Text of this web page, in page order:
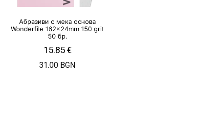
Абразиви с мека основа
Wonderfile 162x24mm 150 grit
50 бр.
15.85€
31.00 BGN